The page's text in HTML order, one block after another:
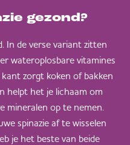
gezond?
In de verse variant zitten
wateroplosbare vitamines
zorgt koken of bakken
helpt het je lichaam om
mineralen op te nemen.
spinazie af te wisselen
je het beste van beide